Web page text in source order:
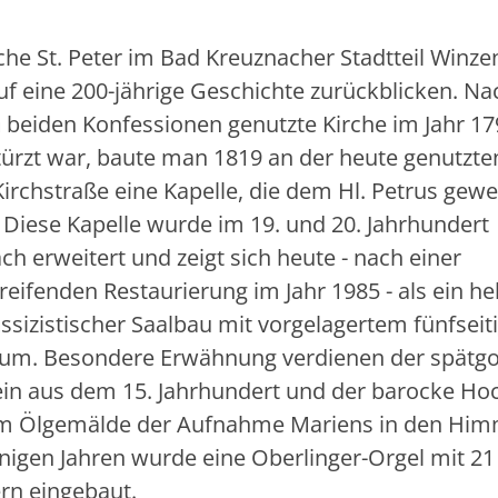
St. Peter im Bad Kreuznacher Stadtteil
eine 200-jährige Geschichte zurückblicken.
beiden Konfessionen genutzte Kirche im Jahr
war, baute man 1819 an der heute
eine Kapelle, die dem Hl. Petrus
Kapelle wurde im 19. und 20. Jahrhundert
erweitert und zeigt sich heute - nach einer
Restaurierung im Jahr 1985 - als ein
Saalbau mit vorgelagertem
Besondere Erwähnung verdienen der
aus dem 15. Jahrhundert und der barocke
Ölgemälde der Aufnahme Mariens in den
Jahren wurde eine Oberlinger-Orgel mit 21
eingebaut.